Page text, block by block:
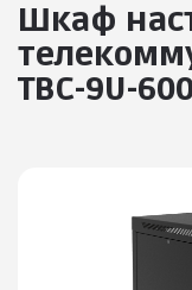
Шкаф
ТВС-9U-